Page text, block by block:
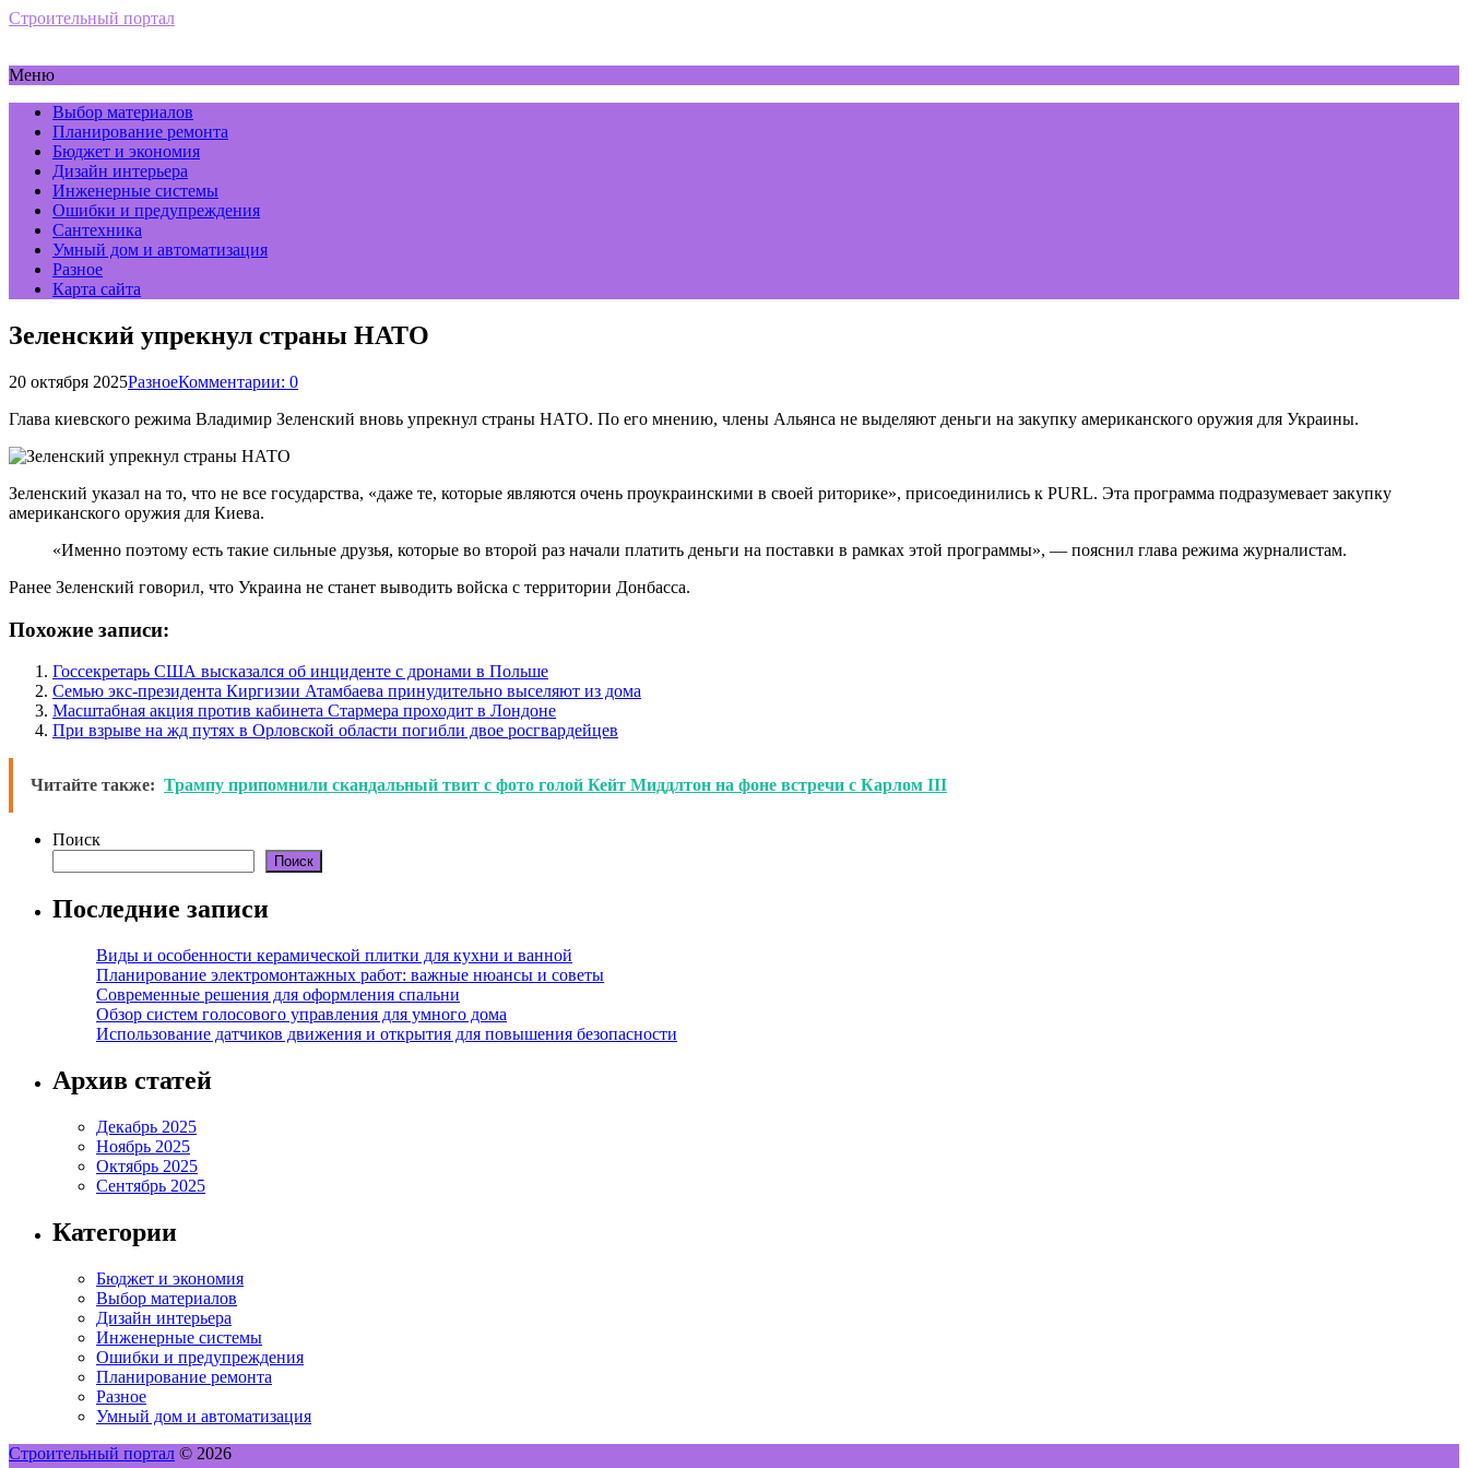
Строительный портал
Меню
Выбор материалов
Планирование ремонта
Бюджет и экономия
Дизайн интерьера
Инженерные системы
Ошибки и предупреждения
Сантехника
Умный дом и автоматизация
Разное
Карта сайта
Зеленский упрекнул страны НАТО
20 октября 2025РазноеКомментарии: 0
Глава киевского режима Владимир Зеленский вновь упрекнул страны НАТО. По его мнению, члены Альянса не выделяют деньги на закупку американского оружия для Украины.
Зеленский указал на то, что не все государства, «даже те, которые являются очень проукраинскими в своей риторике», присоединились к PURL. Эта программа подразумевает закупку
американского оружия для Киева.
«Именно поэтому есть такие сильные друзья, которые во второй раз начали платить деньги на поставки в рамках этой программы», — пояснил глава режима журналистам.
Ранее Зеленский говорил, что Украина не станет выводить войска с территории Донбасса.
Похожие записи:
Госсекретарь США высказался об инциденте с дронами в Польше
Семью экс-президента Киргизии Атамбаева принудительно выселяют из дома
Масштабная акция против кабинета Стармера проходит в Лондоне
При взрыве на жд путях в Орловской области погибли двое росгвардейцев
Читайте также: Трампу припомнили скандальный твит с фото голой Кейт Миддлтон на фоне встречи с Карлом III
Поиск
Поиск
Последние записи
Виды и особенности керамической плитки для кухни и ванной
Планирование электромонтажных работ: важные нюансы и советы
Современные решения для оформления спальни
Обзор систем голосового управления для умного дома
Использование датчиков движения и открытия для повышения безопасности
Архив статей
Декабрь 2025
Ноябрь 2025
Октябрь 2025
Сентябрь 2025
Категории
Бюджет и экономия
Выбор материалов
Дизайн интерьера
Инженерные системы
Ошибки и предупреждения
Планирование ремонта
Разное
Умный дом и автоматизация
Строительный портал © 2026